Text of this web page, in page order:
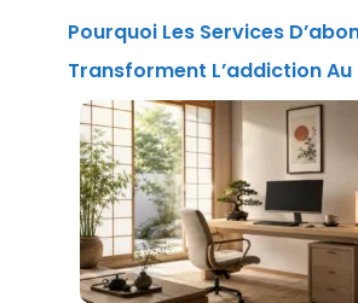
Pourquoi Les Services
Transforment L’addiction Au